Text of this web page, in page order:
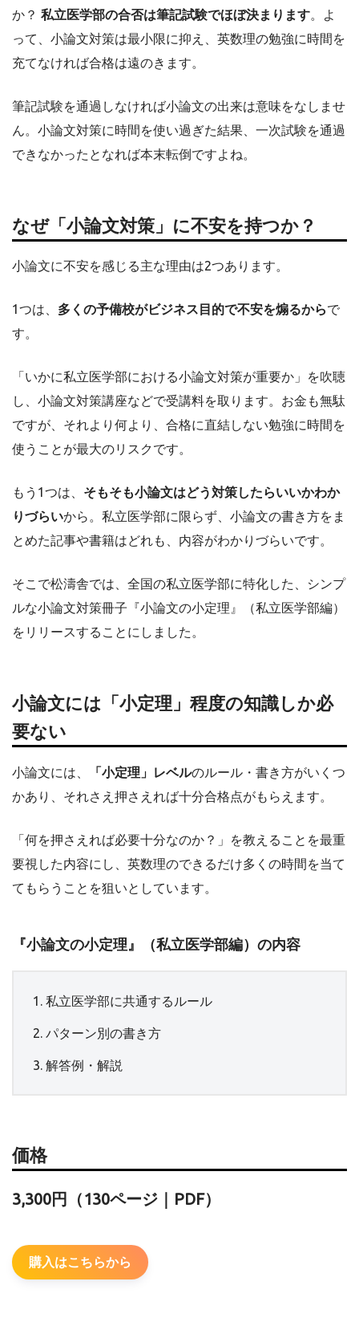
か？ 私立医学部の合否は筆記試験でほぼ決まります 。よ
って、小論文対策は最小限に抑え、英数理の勉強に時間を
充てなければ合格は遠のきます。
筆記試験を通過しなければ小論文の出来は意味をなしませ
ん。小論文対策に時間を使い過ぎた結果、一次試験を通過
できなかったとなれば本末転倒ですよね。
なぜ「小論文対策」に不安を持つか？
小論文に不安を感じる主な理由は2つあります。
1つは、 多くの予備校がビジネス目的で不安を煽るからで
す。
「いかに私立医学部における小論文対策が重要か」を吹聴
し、小論文対策講座などで受講料を取ります。お金も無駄
ですが、それより何より、合格に直結しない勉強に時間を
使うことが最大のリスクです。
もう1つは、 そもそも小論文はどう対策したらいいかわか
りづらいから。私立医学部に限らず、小論文の書き方をま
とめた記事や書籍はどれも、内容がわかりづらいです。
そこで松濤舎では、全国の私立医学部に特化した、シンプ
ルな小論文対策冊子『小論文の小定理』（私立医学部編）
をリリースすることにしました。
小論文には「小定理」程度の知識しか必
要ない
小論文には、 「小定理」レベルのルール・書き方がいくつ
かあり、それさえ押さえれば十分合格点がもらえます。
「何を押さえれば必要十分なのか？」を教えることを最重
要視した内容にし、英数理のできるだけ多くの時間を当て
てもらうことを狙いとしています。
『小論文の小定理』（私立医学部編）の内容
私立医学部に共通するルール
パターン別の書き方
解答例・解説
価格
3,300円（130ページ｜PDF）
購入はこちらから